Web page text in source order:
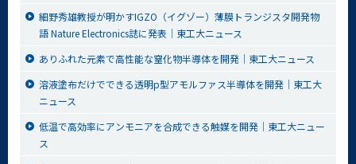
細野秀雄教授が明かすIGZO（イグゾー）薄膜トランジスタ開発物
語 Nature Electronics誌に発表│東工大ニュース
ありふれた元素で高性能な窒化物半導体を開発│東工大ニュース
溶液塗布だけでできる透明p型アモルファス半導体を開発│東工大
ニュース
低温で高効率にアンモニアを合成できる触媒を開発│東工大ニュー
ス